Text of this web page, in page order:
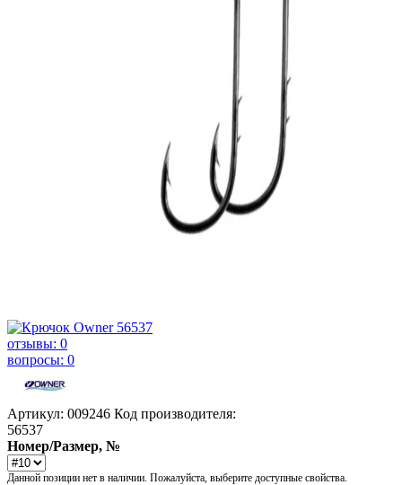
отзывы: 0
вопросы: 0
Артикул: 009246 Код производителя:
56537
Номер/Размер, №
Данной позиции нет в наличии. Пожалуйста, выберите доступные свойства.